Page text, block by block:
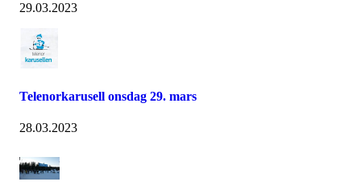
29.03.2023
Telenorkarusell onsdag 29. mars
28.03.2023